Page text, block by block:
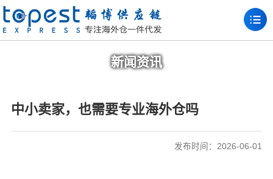
新闻资讯
中小卖家，也需要专业海外仓吗
发布时间：2026-06-01